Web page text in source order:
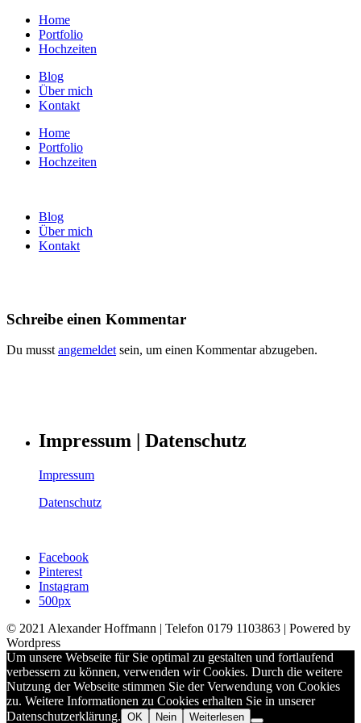
Home
Portfolio
Hochzeiten
Blog
Über mich
Kontakt
Home
Portfolio
Hochzeiten
Blog
Über mich
Kontakt
Schreibe einen Kommentar
Du musstangemeldetsein, um einen Kommentar abzugeben.
Impressum | Datenschutz
Impressum
Datenschutz
Facebook
Pinterest
Instagram
500px
© 2021 Alexander Hoffmann | Telefon 0179 1103863 | Powered by
Wordpress
Um unsere Webseite für Sie optimal zu gestalten und fortlaufend
verbessern zu können, verwenden wir Cookies. Durch die weitere
Nutzung der Webseite stimmen Sie der Verwendung von Cookies
zu. Weitere Informationen zu Cookies erhalten Sie in unserer
Datenschutzerklärung. OK Nein Weiterlesen